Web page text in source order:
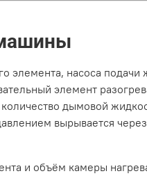
элемента, насоса подачи
элемент
дымовой
вырывается
и объём камеры